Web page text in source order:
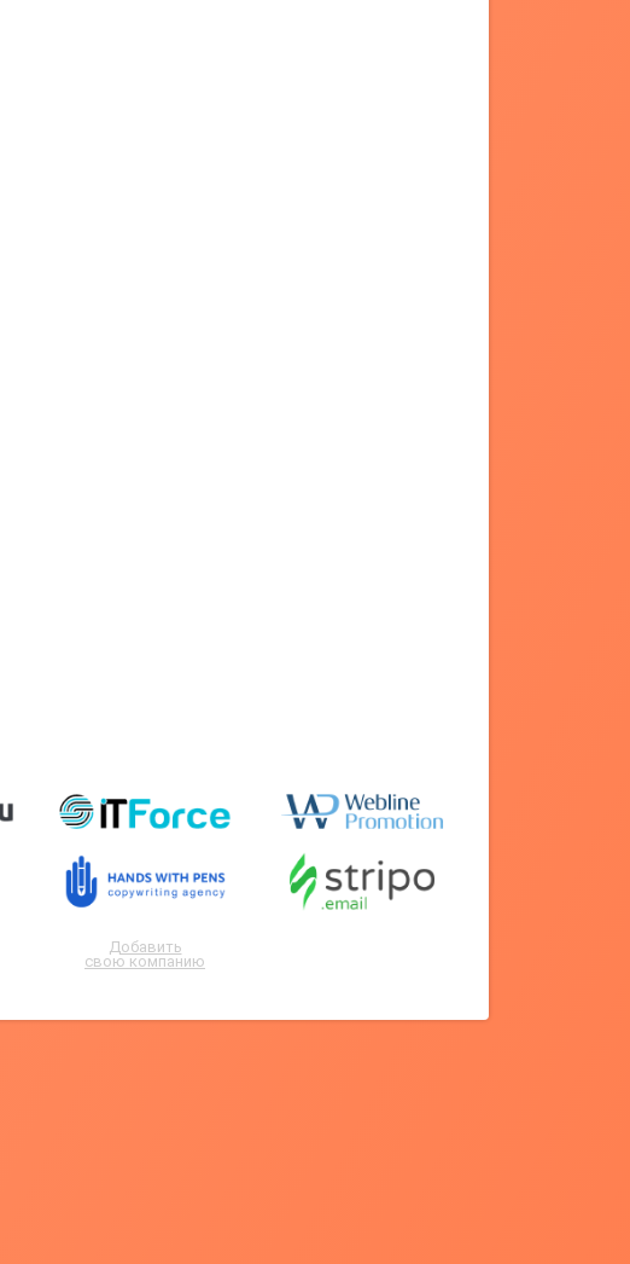
Добавить
свою компанию